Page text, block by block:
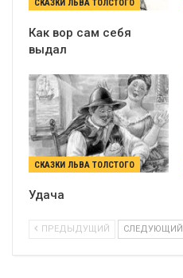
СКАЗКИ ЛЬВА ТОЛСТОГО
Как вор сам себя
выдал
СКАЗКИ ЛЬВА ТОЛСТОГО
Удача
ПРЕДЫДУЩИЙ СЛЕДУЮЩИЙ